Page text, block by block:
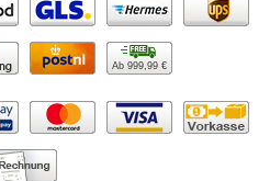
Ab 999,99 €